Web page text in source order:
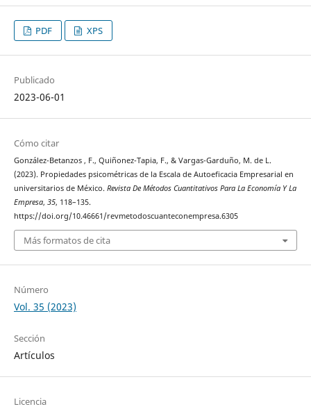
PDF XPS
Publicado
2023-06-01
Cómo citar
González-Betanzos , F., Quiñonez-Tapia, F., & Vargas-Garduño, M. de L.
(2023). Propiedades psicométricas de la Escala de Autoeficacia Empresarial en
universitarios de México. Revista De Métodos Cuantitativos Para La Economía Y La
Empresa, 35, 118–135.
https://doi.org/10.46661/revmetodoscuanteconempresa.6305
Más formatos de cita
Número
Vol. 35 (2023)
Sección
Artículos
Licencia